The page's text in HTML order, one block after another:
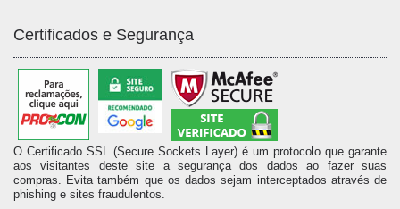
Certificados e Segurança
O Certificado SSL (Secure Sockets Layer) é um protocolo que garante
aos visitantes deste site a segurança dos dados ao fazer suas
compras. Evita também que os dados sejam interceptados através de
phishing e sites fraudulentos.